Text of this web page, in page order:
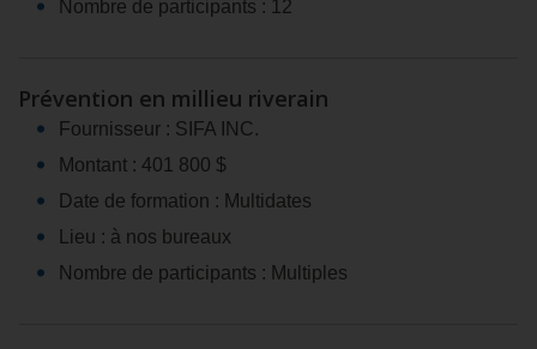
Nombre de participants : 12
Prévention en millieu riverain
Fournisseur : SIFA INC.
Montant : 401 800 $
Date de formation : Multidates
Lieu : à nos bureaux
Nombre de participants : Multiples